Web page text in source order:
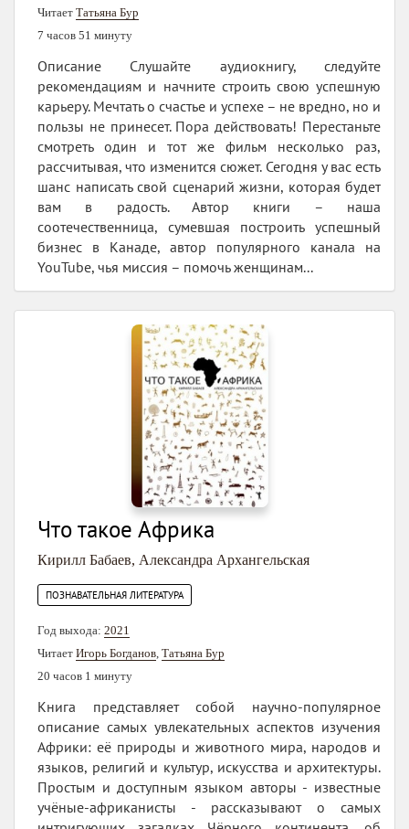
Читает Татьяна Бур
7 часов 51 минуту
Описание Слушайте аудиокнигу, следуйте
рекомендациям и начните строить свою успешную
карьеру. Мечтать о счастье и успехе – не вредно, но и
пользы не принесет. Пора действовать! Перестаньте
смотреть один и тот же фильм несколько раз,
рассчитывая, что изменится сюжет. Сегодня у вас есть
шанс написать свой сценарий жизни, которая будет
вам в радость. Автор книги – наша
соотечественница, сумевшая построить успешный
бизнес в Канаде, автор популярного канала на
YouTube, чья миссия – помочь женщинам...
Что такое Африка
Кирилл Бабаев, Александра Архангельская
ПОЗНАВАТЕЛЬНАЯ ЛИТЕРАТУРА
Год выхода: 2021
Читает Игорь Богданов, Татьяна Бур
20 часов 1 минуту
Книга представляет собой научно-популярное
описание самых увлекательных аспектов изучения
Африки: её природы и животного мира, народов и
языков, религий и культур, искусства и архитектуры.
Простым и доступным языком авторы - известные
учёные-африканисты - рассказывают о самых